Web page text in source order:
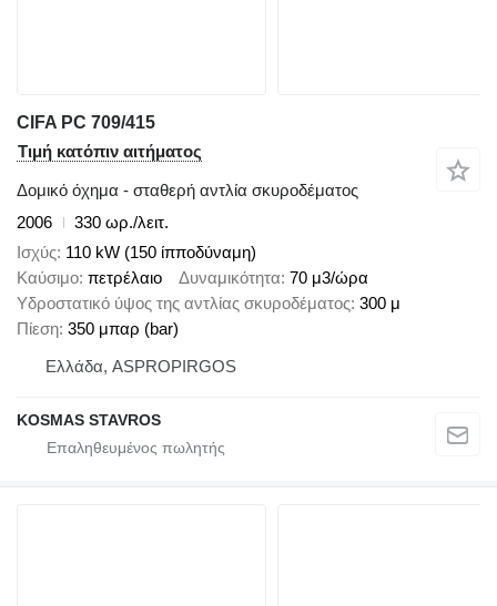
CIFA PC 709/415
Τιμή κατόπιν αιτήματος
Δομικό όχημα - σταθερή αντλία σκυροδέματος
2006
330 ωρ./λειτ.
Ισχύς 110 kW (150 ίπποδύναμη)
Καύσιμο πετρέλαιο Δυναμικότητα 70 μ3/ώρα
Υδροστατικό ύψος της αντλίας σκυροδέματος 300 μ
Πίεση 350 μπαρ (bar)
Ελλάδα, ASPROPIRGOS
KOSMAS STAVROS